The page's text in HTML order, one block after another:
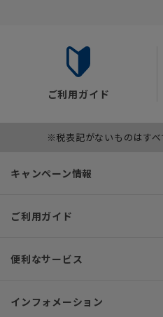
ご利用ガイド
※税表記がないものはす
キャンペーン情報
ご利用ガイド
便利なサービス
インフォメーション